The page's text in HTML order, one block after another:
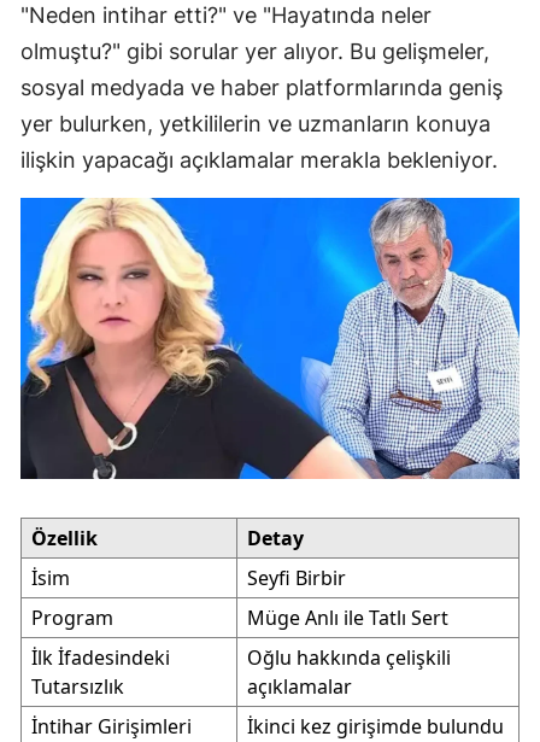
"Neden intihar etti?" ve "Hayatında neler
olmuştu?" gibi sorular yer alıyor. Bu gelişmeler,
sosyal medyada ve haber platformlarında geniş
yer bulurken, yetkililerin ve uzmanların konuya
ilişkin yapacağı açıklamalar merakla bekleniyor.
Özellik
Detay
İsim
Seyfi Birbir
Program
Müge Anlı ile Tatlı Sert
İlk İfadesindeki
Tutarsızlık
Oğlu hakkında çelişkili
açıklamalar
İntihar Girişimleri
İkinci kez girişimde bulundu